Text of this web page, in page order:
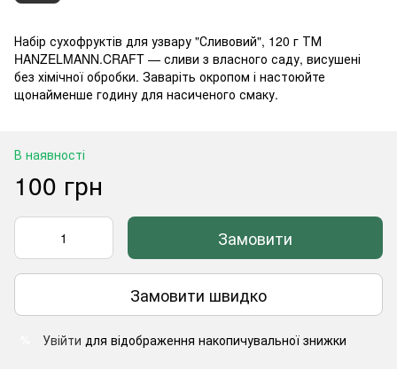
Набір сухофруктів для узвару "Сливовий", 120 г ТМ
HANZELMANN.CRAFT — сливи з власного саду, висушені
без хімічної обробки. Заваріть окропом і настоюйте
щонайменше годину для насиченого смаку.
В наявності
100 грн
Замовити
Замовити швидко
Увійти для відображення накопичувальної знижки